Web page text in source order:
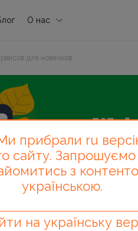
О нас
для новичков
прибрали ru
сайту. Запрошуємо
з
українською.
на українську